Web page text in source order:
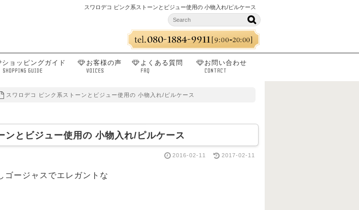
スワロデコ ピンク系ストーンとビジュー使用の 小物入れ/ピルケース
ショッピングガイド
SHOPPING GUIDE
お客様の声
VOICES
よくある質問
FAQ
お問い合わせ
CONTACT
スワロデコ ピンク系ストーンとビジュー使用の 小物入れ/ピルケース
ンとビジュー使用の 小物入れ/ピルケース
2016-02-11 2017-02-11
ゴージャスでエレガントな